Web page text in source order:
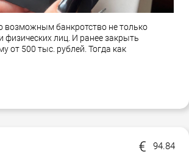
возможным банкротство не только
физических лиц. И ранее закрыть
от 500 тыс. рублей. Тогда как
94.84